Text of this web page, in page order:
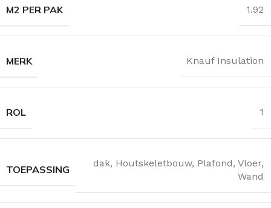
M2 PER PAK 1.92
MERK Knauf Insulation
ROL 1
TOEPASSING
dak, Houtskeletbouw, Plafond, Vloer,
Wand